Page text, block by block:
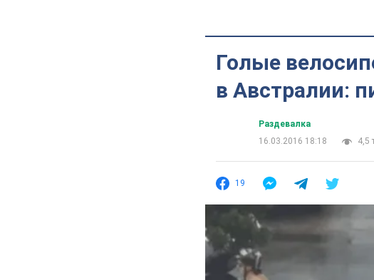
Голые
в Австралии:
Раздевалка
16.03.2016 18:18
4,5
19